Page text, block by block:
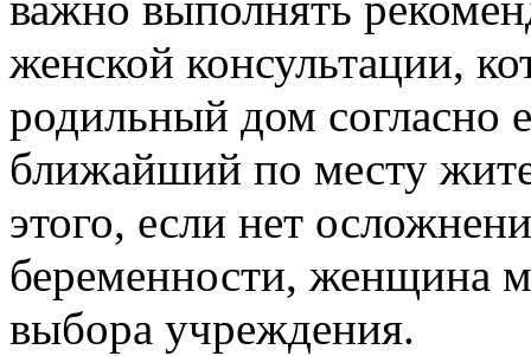
женской консультации,
родильный дом согласно
ближайший по месту
этого, если нет
беременности, женщина
выбора учреждения.